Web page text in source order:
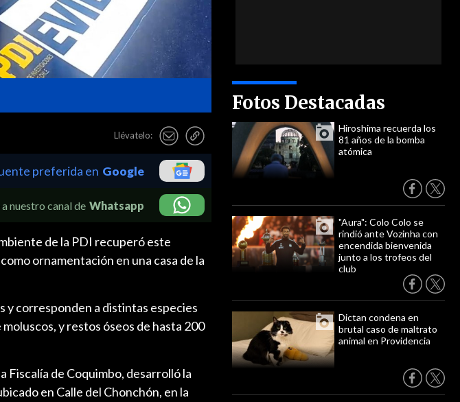
Llévatelo:
Fotos Destacadas
Hiroshima recuerda los
81 años de la bomba
atómica
"Aura": Colo Colo se
rindió ante Vozinha con
encendida bienvenida
junto a los trofeos del
club
Dictan condena en
brutal caso de maltrato
animal en Providencia
preferida en Google
nuestro canal de Whatsapp
de la PDI recuperó este
ornamentación en una casa de la
y corresponden a distintas especies
y restos óseos de hasta 200
Fiscalía de Coquimbo, desarrolló la
en Calle del Chonchón, en la